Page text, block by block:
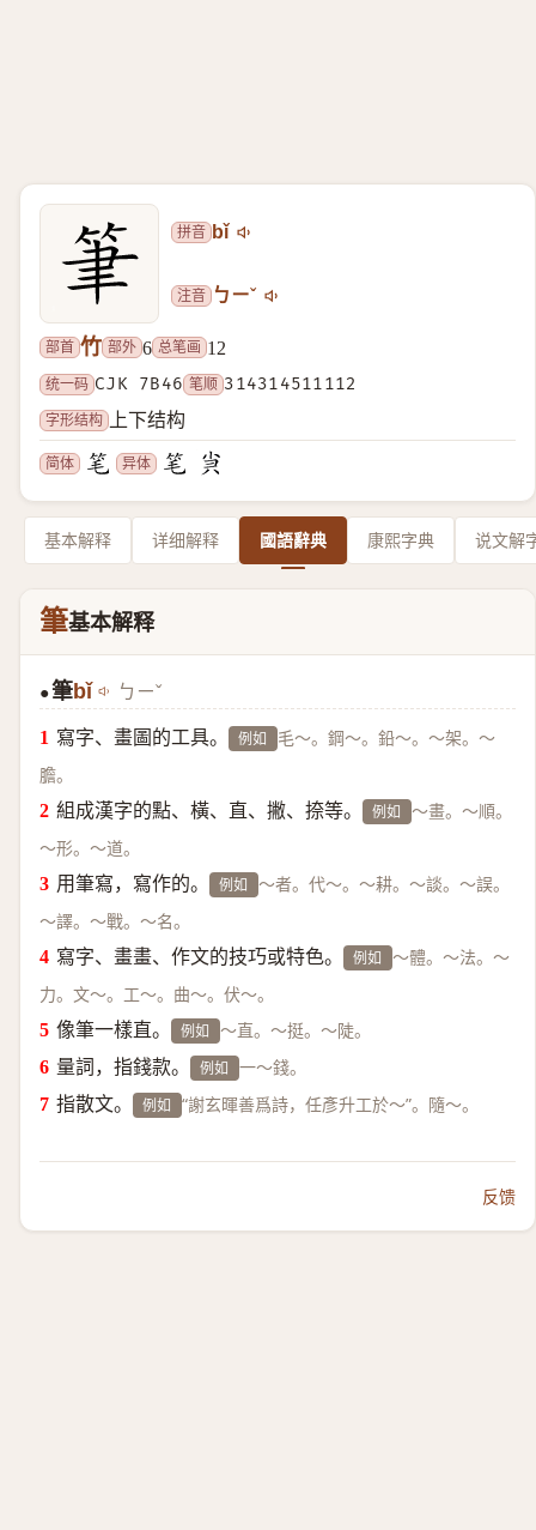
拼音 bǐ
注音 ㄅㄧˇ
部首 竹 部外 6 总笔画 12
统一码 CJK 7B46 笔顺 314314511112
字形结构
上下结构
简体 异体
基本解释 详细解释 國語辭典 康熙字典 说文解
筆基本解释
●筆bǐ ㄅㄧˇ
寫字、畫圖的工具。 例如 毛～。鋼～。鉛～。～架。～
膽。
組成漢字的點、橫、直、撇、捺等。 例如 ～畫。～順。
～形。～道。
用筆寫，寫作的。 例如 ～者。代～。～耕。～談。～誤。
～譯。～戰。～名。
寫字、畫畫、作文的技巧或特色。 例如 ～體。～法。～
力。文～。工～。曲～。伏～。
像筆一樣直。 例如 ～直。～挺。～陡。
量詞，指錢款。 例如 一～錢。
指散文。 例如 “謝玄暉善爲詩，任彥升工於～”。隨～。
反馈